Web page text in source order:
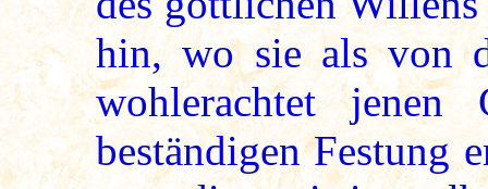
hin, wo sie als von
wohlerachtet
beständigen Festung